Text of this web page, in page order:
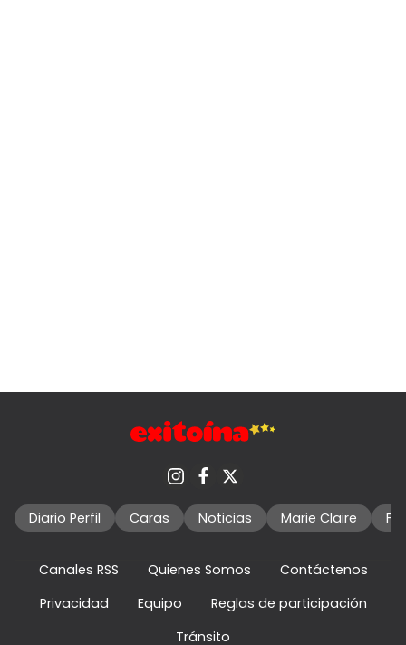
Diario Perfil Caras Noticias Marie Claire
Canales RSS Quienes Somos
Contáctenos
Privacidad
Equipo
Reglas de participación
Tránsito